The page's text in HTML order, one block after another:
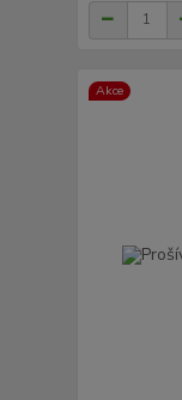
Akce